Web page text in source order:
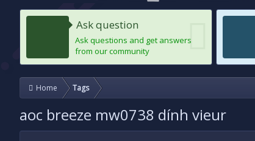
Ask question
Ask questions and get answers
from our community
Home Tags
aoc breeze mw0738 dính vieur